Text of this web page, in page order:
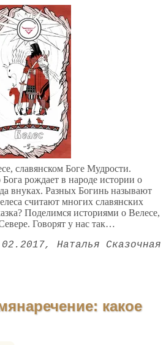
славянском Боге Мудрости.
рождает в народе истории о
внуках. Разных Богинь называют
считают многих славянских
Поделимся историями о Велесе,
Говорят у нас так…
Наталья Сказочная
какое